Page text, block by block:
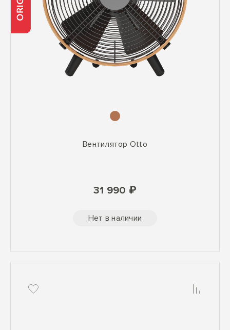
Вентилятор Otto
31 990 ₽
Нет в наличии